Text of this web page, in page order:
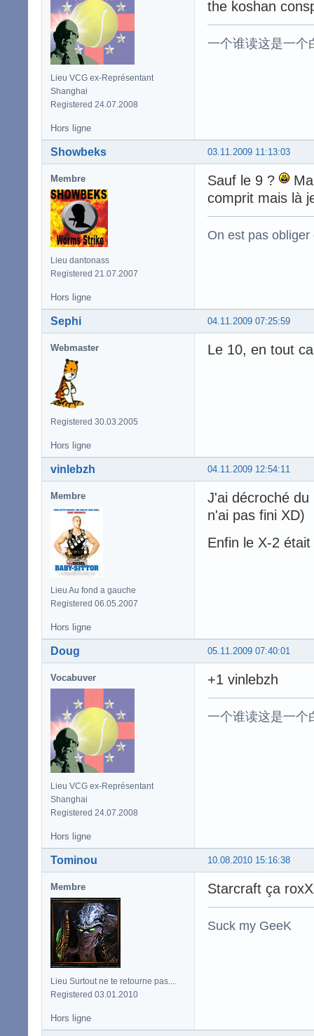
Lieu VCG ex-Représentant
Shanghai
Registered 24.07.2008
the koshan
一个谁读这是一个
Hors ligne
03.11.2009 11:13:03
Showbeks
Membre
Lieu dantonass
Registered 21.07.2007
Sauf le 9 ?
comprit mais là
On est pas
Hors ligne
04.11.2009 07:25:59
Sephi
Webmaster
Registered 30.03.2005
Le 10, en tout
Hors ligne
04.11.2009 12:54:11
vinlebzh
Membre
Lieu Au fond a gauche
Registered 06.05.2007
J'ai décroché
n'ai pas fini XD)
Enfin le X-2
Hors ligne
05.11.2009 07:40:01
Doug
Vocabuver
Lieu VCG ex-Représentant
Shanghai
Registered 24.07.2008
+1 vinlebzh
一个谁读这是一个
Hors ligne
10.08.2010 15:16:38
Tominou
Membre
Lieu Surtout ne te retourne pas....
Registered 03.01.2010
Starcraft ça
Suck my GeeK
Hors ligne